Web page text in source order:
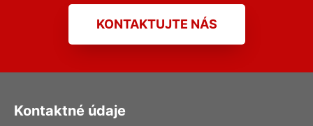
KONTAKTUJTE NÁS
Kontaktné údaje